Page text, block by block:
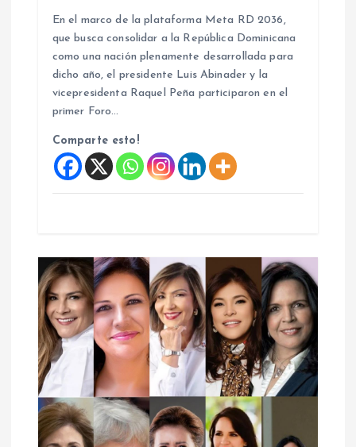
En el marco de la plataforma Meta RD 2036,
que busca consolidar a la República Dominicana
como una nación plenamente desarrollada para
dicho año, el presidente Luis Abinader y la
vicepresidenta Raquel Peña participaron en el
primer Foro…
Comparte esto!